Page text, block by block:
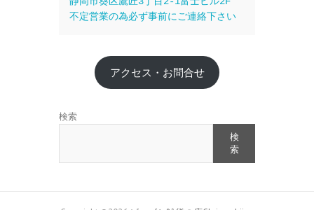
不定営業の為必ず事前にご連絡下さい
アクセス・お問合せ
検索
検
索